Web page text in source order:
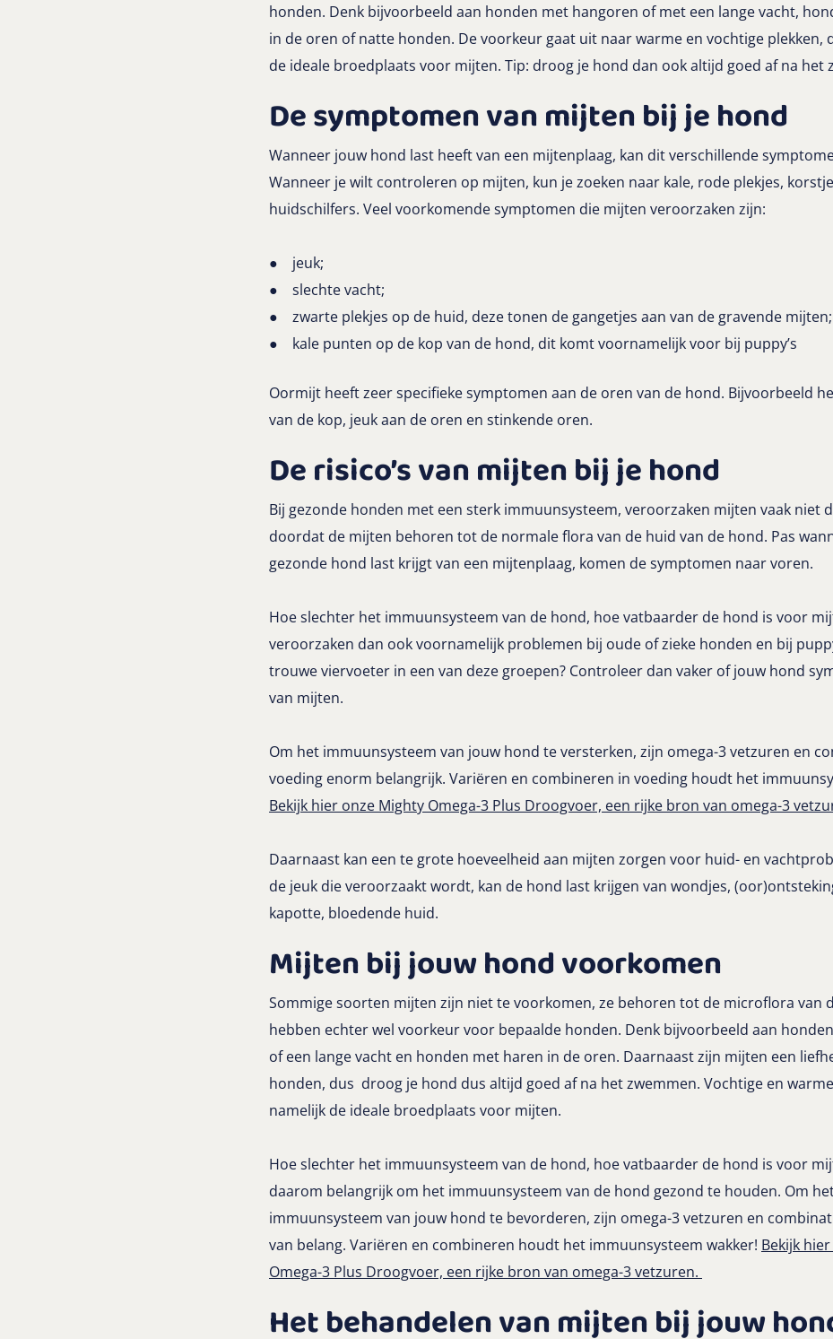
honden. Denk bijvoorbeeld aan honden met hangoren of met een lange vacht,
in de oren of natte honden. De voorkeur gaat uit naar warme en vochtige plekken,
de ideale broedplaats voor mijten. Tip: droog je hond dan ook altijd goed af na het
De symptomen van mijten bij je hond
Wanneer jouw hond last heeft van een mijtenplaag, kan dit verschillende
Wanneer je wilt controleren op mijten, kun je zoeken naar kale, rode plekjes,
huidschilfers. Veel voorkomende symptomen die mijten veroorzaken zijn:
● jeuk;
● slechte vacht;
● zwarte plekjes op de huid, deze tonen de gangetjes aan van de gravende mijten;
● kale punten op de kop van de hond, dit komt voornamelijk voor bij puppy’s
Oormijt heeft zeer specifieke symptomen aan de oren van de hond. Bijvoorbeeld
van de kop, jeuk aan de oren en stinkende oren.
De risico’s van mijten bij je hond
Bij gezonde honden met een sterk immuunsysteem, veroorzaken mijten vaak niet
doordat de mijten behoren tot de normale flora van de huid van de hond. Pas
gezonde hond last krijgt van een mijtenplaag, komen de symptomen naar voren.
Hoe slechter het immuunsysteem van de hond, hoe vatbaarder de hond is voor
veroorzaken dan ook voornamelijk problemen bij oude of zieke honden en bij
trouwe viervoeter in een van deze groepen? Controleer dan vaker of jouw hond
van mijten.
Om het immuunsysteem van jouw hond te versterken, zijn omega-3 vetzuren en
voeding enorm belangrijk. Variëren en combineren in voeding houdt het
Bekijk hier onze Mighty Omega-3 Plus Droogvoer, een rijke bron van omega-3
Daarnaast kan een te grote hoeveelheid aan mijten zorgen voor huid- en
de jeuk die veroorzaakt wordt, kan de hond last krijgen van wondjes,
kapotte, bloedende huid.
Mijten bij jouw hond voorkomen
Sommige soorten mijten zijn niet te voorkomen, ze behoren tot de microflora van
hebben echter wel voorkeur voor bepaalde honden. Denk bijvoorbeeld aan
of een lange vacht en honden met haren in de oren. Daarnaast zijn mijten een
honden, dus droog je hond dus altijd goed af na het zwemmen. Vochtige en
namelijk de ideale broedplaats voor mijten.
Hoe slechter het immuunsysteem van de hond, hoe vatbaarder de hond is voor
daarom belangrijk om het immuunsysteem van de hond gezond te houden. Om
immuunsysteem van jouw hond te bevorderen, zijn omega-3 vetzuren en
van belang. Variëren en combineren houdt het immuunsysteem wakker! Bekijk
Omega-3 Plus Droogvoer, een rijke bron van omega-3 vetzuren.
Het behandelen van mijten bij jouw